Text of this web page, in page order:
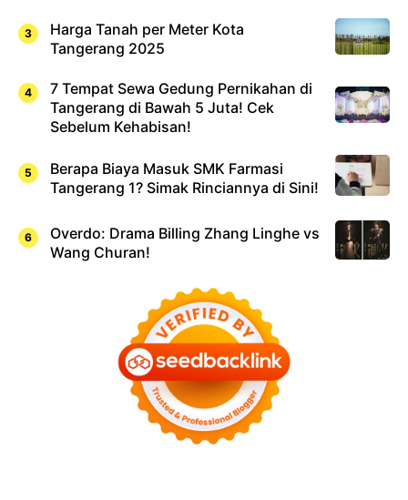
Harga Tanah per Meter Kota
Tangerang 2025
7 Tempat Sewa Gedung Pernikahan di
Tangerang di Bawah 5 Juta! Cek
Sebelum Kehabisan!
Berapa Biaya Masuk SMK Farmasi
Tangerang 1? Simak Rinciannya di Sini!
Overdo: Drama Billing Zhang Linghe vs
Wang Churan!